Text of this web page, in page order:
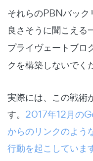
それらのPBNバック
良さそうに聞こえる
プライヴェートブロ
クを構築しないでく
実際には、この戦術
す。 2017年12月の
からのリンクのよう
行動を起こしていま